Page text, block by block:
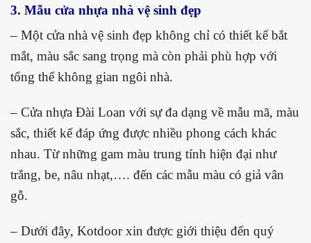
3. Mẫu cửa nhựa nhà vệ sinh đẹp
– Một cửa nhà vệ sinh đẹp không chỉ có thiết kế bắt
mắt, màu sắc sang trọng mà còn phải phù hợp với
tổng thể không gian ngôi nhà.
– Cửa nhựa Đài Loan với sự đa dạng về mẫu mã, màu
sắc, thiết kế đáp ứng được nhiều phong cách khác
nhau. Từ những gam màu trung tính hiện đại như
trắng, be, nâu nhạt,…. đến các mẫu màu có giả vân
gỗ.
– Dưới đây, Kotdoor xin được giới thiệu đến quý